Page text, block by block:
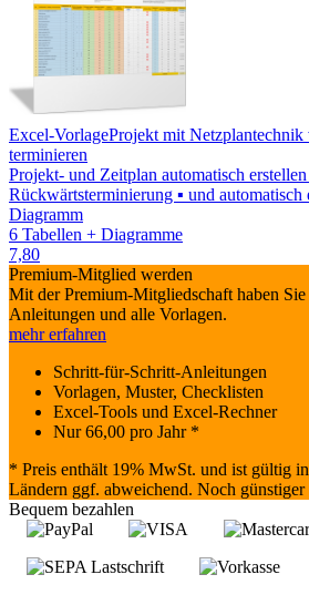
Excel-VorlageProjekt mit
terminieren
Projekt- und Zeitplan automatisch
Rückwärtsterminierung ▪ und automatisch
Diagramm
6 Tabellen + Diagramme
7,80
Premium-Mitglied werden
Mit der Premium-Mitgliedschaft haben
Anleitungen und alle Vorlagen.
mehr erfahren
Schritt-für-Schritt-Anleitungen
Vorlagen, Muster, Checklisten
Excel-Tools und Excel-Rechner
Nur66,00 pro Jahr *
* Preis enthält 19% MwSt. und ist gültig
Ländern ggf. abweichend. Noch günstiger
Bequem bezahlen